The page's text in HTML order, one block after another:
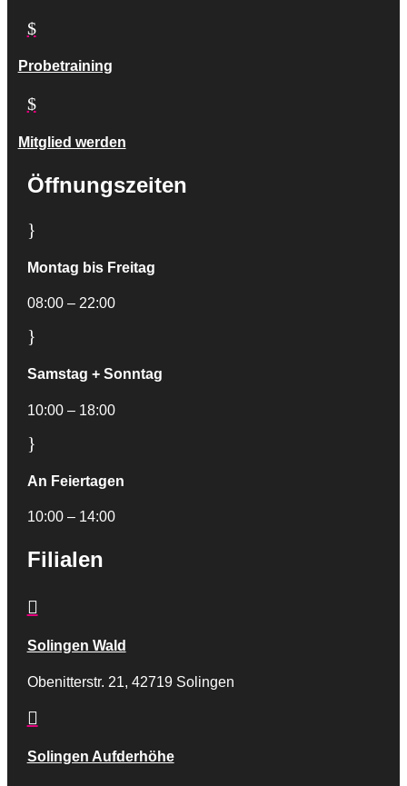
$
Probetraining
$
Mitglied werden
Öffnungszeiten
}
Montag bis Freitag
08:00 – 22:00
}
Samstag + Sonntag
10:00 – 18:00
}
An Feiertagen
10:00 – 14:00
Filialen

Solingen Wald
Obenitterstr. 21, 42719 Solingen

Solingen Aufderhöhe